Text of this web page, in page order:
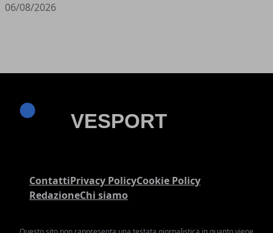
06/08/2026
ContattiPrivacy PolicyCookie Policy
RedazioneChi siamo